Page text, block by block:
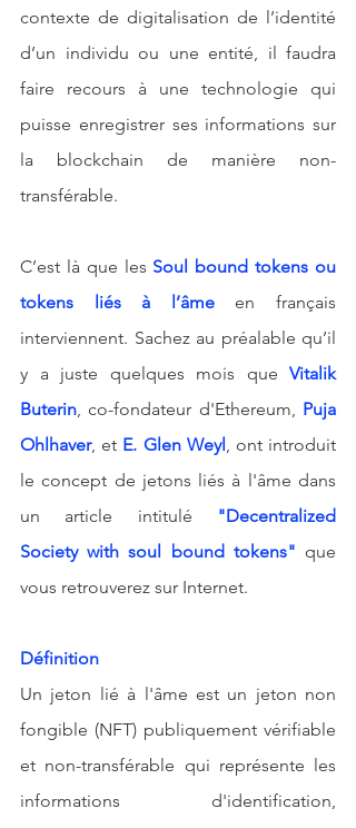
contexte de digitalisation de l’identité
d’un individu ou une entité, il faudra
faire recours à une technologie qui
puisse enregistrer ses informations sur
la blockchain de manière non-
transférable.
C’est là que les Soul bound tokens ou
tokens liés à l’âme en français
interviennent. Sachez au préalable qu’il
y a juste quelques mois que Vitalik
Buterin , co-fondateur d'Ethereum, Puja
Ohlhaver, et E. Glen Weyl , ont introduit
le concept de jetons liés à l'âme dans
un article intitulé
"Decentralized
Society with soul bound tokens" que
vous retrouverez sur Internet.
Définition
Un jeton lié à l'âme est un jeton non
fongible (NFT) publiquement vérifiable
et non-transférable qui représente les
informations d'identification,